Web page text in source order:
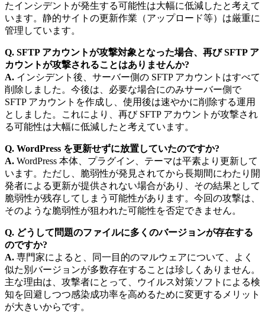
たインシデントが発生する可能性は大幅に低減したと考えて
います。静的サイトの更新作業（アップロード等）は厳重に
管理しています。
Q. SFTP アカウントが攻撃対象となった場合、再び SFTP ア
カウントが攻撃されることはありませんか?
A. インシデント後、サーバー側の SFTP アカウントはすべて
削除しました。今後は、必要な場合にのみサーバー側で
SFTP アカウントを作成し、使用後は速やかに削除する運用
としました。これにより、再び SFTP アカウントが攻撃され
る可能性は大幅に低減したと考えています。
Q. WordPress を更新せずに放置していたのですか?
A. WordPress 本体、プラグイン、テーマは平素より更新して
います。ただし、脆弱性が発見されてから長期間にわたり開
発者による更新が提供されない場合があり、その結果として
脆弱性が残存してしまう可能性があります。今回の攻撃は、
そのような脆弱性が狙われた可能性を否定できません。
Q. どうして問題のファイルに多くのバージョンが存在する
のですか?
A. 専門家によると、同一目的のマルウェアについて、よく
似た別バージョンが多数存在することは珍しくありません。
主な理由は、攻撃者にとって、ウイルス対策ソフトによる検
知を回避しつつ感染成功率を高めるために変更するメリット
が大きいからです。